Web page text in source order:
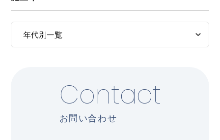
Contact
お問い合わせ